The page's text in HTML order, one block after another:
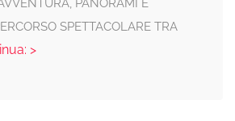
PANORAMI E
SPETTACOLARE TRA
>